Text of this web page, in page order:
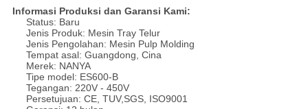
Informasi Produksi dan Garansi Kami:
Status: Baru
Jenis Produk: Mesin Tray Telur
Jenis Pengolahan: Mesin Pulp Molding
Tempat asal: Guangdong, Cina
Merek: NANYA
Tipe model: ES600-B
Tegangan: 220V - 450V
Persetujuan: CE, TUV,SGS, ISO9001